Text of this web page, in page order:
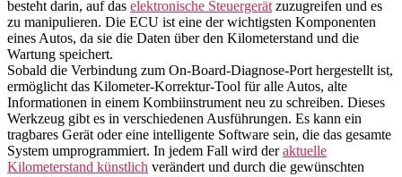
besteht darin, auf das elektronische Steuergerät zuzugreifen und es
zu manipulieren. Die ECU ist eine der wichtigsten Komponenten
eines Autos, da sie die Daten über den Kilometerstand und die
Wartung speichert.
Sobald die Verbindung zum On-Board-Diagnose-Port hergestellt ist,
ermöglicht das Kilometer-Korrektur-Tool für alle Autos, alte
Informationen in einem Kombiinstrument neu zu schreiben. Dieses
Werkzeug gibt es in verschiedenen Ausführungen. Es kann ein
tragbares Gerät oder eine intelligente Software sein, die das gesamte
System umprogrammiert. In jedem Fall wird deraktuelle
Kilometerstand künstlich verändert und durch die gewünschten